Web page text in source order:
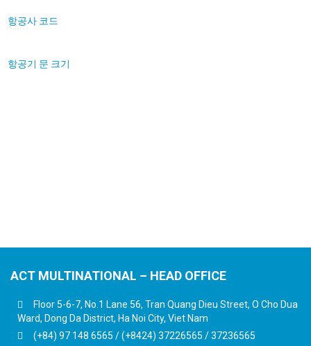
항공사 코드
항공기 문 크기
ACT MULTINATIONAL – HEAD OFFICE
Floor 5-6-7, No.1 Lane 56, Tran Quang Dieu Street, O Cho Dua
Ward, Dong Da District, Ha Noi City, Viet Nam
(+84) 97 148 6565 / (+8424) 37226565 / 37236565